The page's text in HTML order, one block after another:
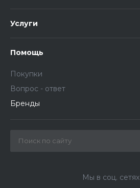
Услуги
Помощь
Покупки
Вопрос - ответ
Бренды
Мы в соц. сетях